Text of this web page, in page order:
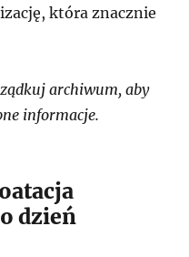
która znacznie
archiwum, aby
informacje.
dzień